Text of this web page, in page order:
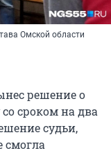
Омской области
решение о
сроком на два
судьи,
смогла